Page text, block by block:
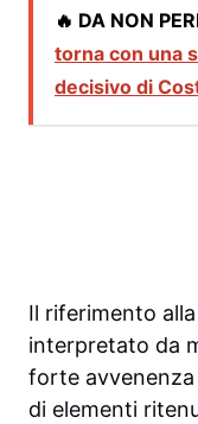
🔥 DA NON
torna con una
decisivo di
Il riferimento
interpretato da
forte avvenenza
di elementi